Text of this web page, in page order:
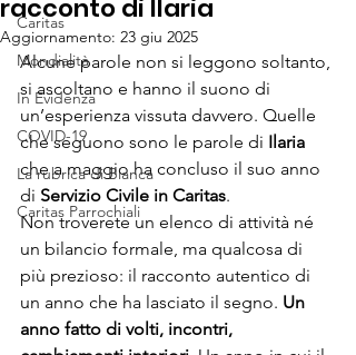
Caritas
Mondialità
In Evidenza
COVID-19
La rubrica di Bianca
Caritas Parrochiali
racconto di Ilaria
Aggiornamento: 23 giu 2025
Alcune parole non si leggono soltanto,
si ascoltano e hanno il suono di
un’esperienza vissuta davvero. Quelle
che seguono sono le parole di Ilaria
che a maggio ha concluso il suo anno
di Servizio Civile in Caritas.
Non troverete un elenco di attività né
un bilancio formale, ma qualcosa di
più prezioso: il racconto autentico di
un anno che ha lasciato il segno. Un
anno fatto di volti, incontri,